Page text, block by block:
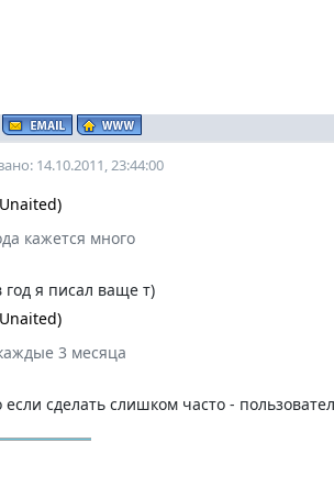
14.10.2011, 23:44:00
Unaited)
кажется много
год я писал ваще т)
Unaited)
3 месяца
сделать слишком часто -